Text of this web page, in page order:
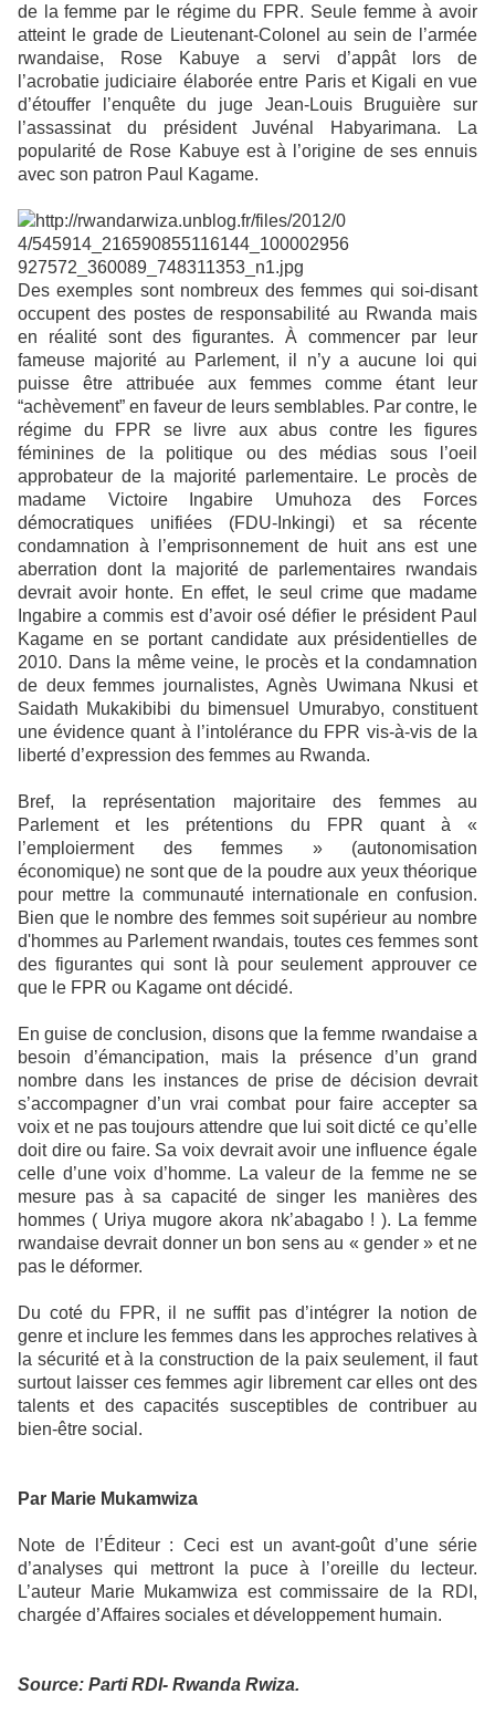
de la femme par le régime du FPR. Seule femme à avoir
atteint le grade de Lieutenant-Colonel au sein de l’armée
rwandaise, Rose Kabuye a servi d’appât lors de
l’acrobatie judiciaire élaborée entre Paris et Kigali en vue
d’étouffer l’enquête du juge Jean-Louis Bruguière sur
l’assassinat du président Juvénal Habyarimana. La
popularité de Rose Kabuye est à l’origine de ses ennuis
avec son patron Paul Kagame.
Des exemples sont nombreux des femmes qui soi-disant
occupent des postes de responsabilité au Rwanda mais
en réalité sont des figurantes. À commencer par leur
fameuse majorité au Parlement, il n’y a aucune loi qui
puisse être attribuée aux femmes comme étant leur
“achèvement” en faveur de leurs semblables. Par contre, le
régime du FPR se livre aux abus contre les figures
féminines de la politique ou des médias sous l’oeil
approbateur de la majorité parlementaire. Le procès de
madame Victoire Ingabire Umuhoza des Forces
démocratiques unifiées (FDU-Inkingi) et sa récente
condamnation à l’emprisonnement de huit ans est une
aberration dont la majorité de parlementaires rwandais
devrait avoir honte. En effet, le seul crime que madame
Ingabire a commis est d’avoir osé défier le président Paul
Kagame en se portant candidate aux présidentielles de
2010. Dans la même veine, le procès et la condamnation
de deux femmes journalistes, Agnès Uwimana Nkusi et
Saidath Mukakibibi du bimensuel Umurabyo, constituent
une évidence quant à l’intolérance du FPR vis-à-vis de la
liberté d’expression des femmes au Rwanda.
Bref, la représentation majoritaire des femmes au
Parlement et les prétentions du FPR quant à «
l’emploierment des femmes » (autonomisation
économique) ne sont que de la poudre aux yeux théorique
pour mettre la communauté internationale en confusion.
Bien que le nombre des femmes soit supérieur au nombre
d'hommes au Parlement rwandais, toutes ces femmes sont
des figurantes qui sont là pour seulement approuver ce
que le FPR ou Kagame ont décidé.
En guise de conclusion, disons que la femme rwandaise a
besoin d’émancipation, mais la présence d’un grand
nombre dans les instances de prise de décision devrait
s’accompagner d’un vrai combat pour faire accepter sa
voix et ne pas toujours attendre que lui soit dicté ce qu’elle
doit dire ou faire. Sa voix devrait avoir une influence égale
celle d’une voix d’homme. La valeur de la femme ne se
mesure pas à sa capacité de singer les manières des
hommes ( Uriya mugore akora nk’abagabo ! ). La femme
rwandaise devrait donner un bon sens au « gender » et ne
pas le déformer.
Du coté du FPR, il ne suffit pas d’intégrer la notion de
genre et inclure les femmes dans les approches relatives à
la sécurité et à la construction de la paix seulement, il faut
surtout laisser ces femmes agir librement car elles ont des
talents et des capacités susceptibles de contribuer au
bien-être social.
Par Marie Mukamwiza
Note de l’Éditeur : Ceci est un avant-goût d’une série
d’analyses qui mettront la puce à l’oreille du lecteur.
L’auteur Marie Mukamwiza est commissaire de la RDI,
chargée d’Affaires sociales et développement humain.
Source: Parti RDI- Rwanda Rwiza.